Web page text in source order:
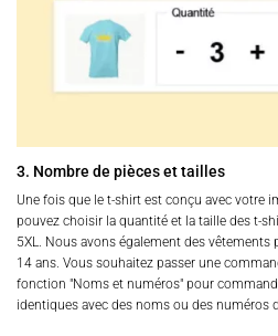
3. Nombre de pièces et tailles
Une fois que le t-shirt est conçu avec votre
pouvez choisir la quantité et la taille des t-
5XL. Nous avons également des
14 ans. Vous souhaitez passer une
fonction "Noms et numéros" pour
identiques avec des noms ou des numéros